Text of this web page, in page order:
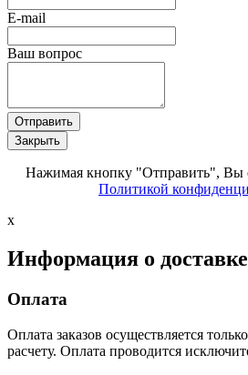
E-mail
Ваш вопрос
Отправить
Закрыть
Нажимая кнопку "Отправить", Вы
Политикой
x
Информация о
Оплата
Оплата заказов осуществляется
расчету. Оплата проводится